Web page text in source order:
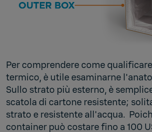
Per comprendere come
termico, è utile esaminarne
Sullo strato più esterno, è
scatola di cartone resistente;
strato e resistente all'acqua.
container può costare fino a 100